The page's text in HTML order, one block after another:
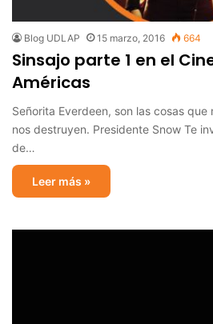
Blog UDLAP 15 marzo, 2016 664
Sinsajo parte 1 en el
Américas
Señorita Everdeen, son las cosas que
nos destruyen. Presidente Snow Te
de…
Leer más »